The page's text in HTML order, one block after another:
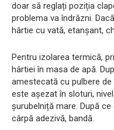
doar să reglați poziția
problema va îndrăzni.
hârtie cu vată, etanșant,
Pentru izolarea termică,
hârtiei în masa de apă.
amestecată cu pulbere
este așezat în sloturi,
șurubelniță mare. După
cârpă adezivă, bandă.